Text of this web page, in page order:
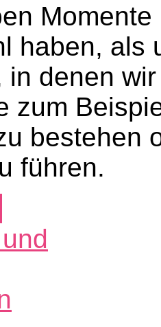
haben, als
in denen
zum
bestehen
führen.